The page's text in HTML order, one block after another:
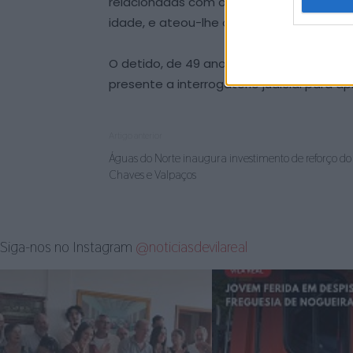
idade, e ateou-lhe o fogo, provocando-
O detido, de 49 anos de idade, com
presente a interrogatório judicial para
Águas do Norte inaugura investimento de reforço
Chaves e Valpaços
Siga-nos no Instagram @noticiasdevilareal